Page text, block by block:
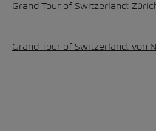
Grand Tour of Switzerland:
Grand Tour of Switzerland: von